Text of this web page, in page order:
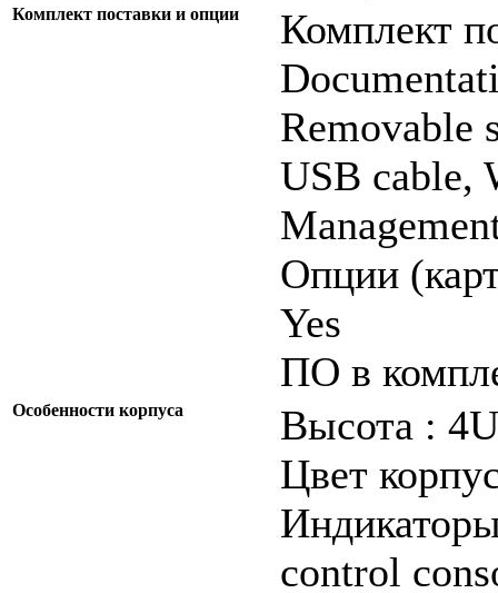
Комплект поставки и опции
Комплект
Removable
USB cable,
Опции
Yes
ПО в
Особенности корпуса
Высота : 4U
Цвет
control